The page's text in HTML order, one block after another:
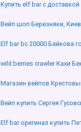
Купить elf bar с
Вейп шоп Березняки, Киев
Elf bar bc 20000 Байкова
wild berries crawler Кахи
Магазин вейпов
Вейп купить Сергея
Elf bar оригинал купить